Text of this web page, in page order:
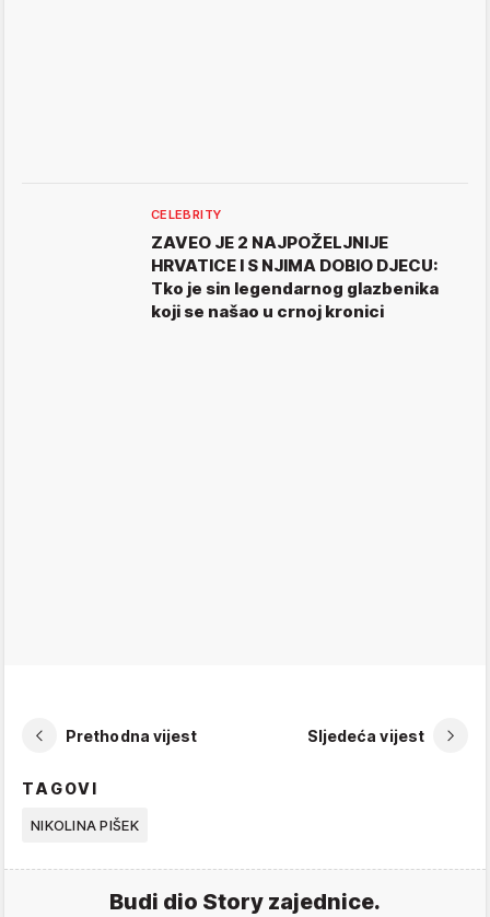
CELEBRITY
ZAVEO JE 2 NAJPOŽELJNIJE
HRVATICE I S NJIMA DOBIO DJECU:
Tko je sin legendarnog glazbenika
koji se našao u crnoj kronici
Prethodna vijest Sljedeća vijest
TAGOVI
NIKOLINA PIŠEK
Budi dio Story zajednice.